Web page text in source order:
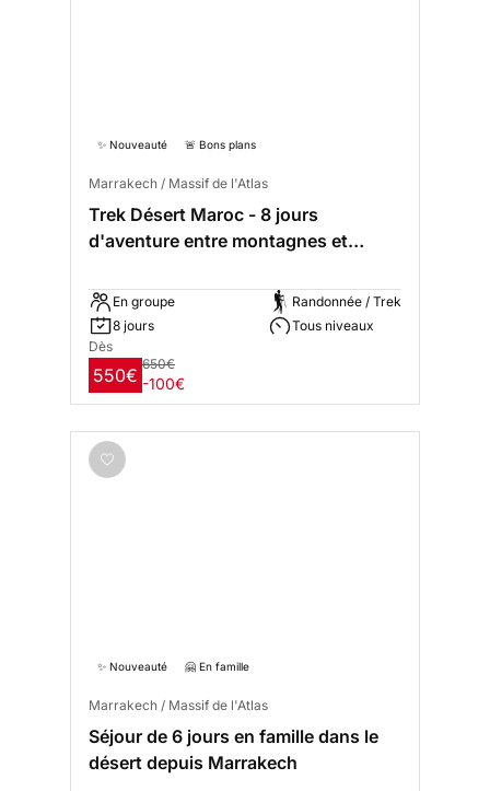
✨ Nouveauté 🚨 Bons plans
Marrakech / Massif de l'Atlas
Trek Désert Maroc - 8 jours
d'aventure entre montagnes et
En groupe
8 jours
Randonnée / Trek
Tous niveaux
Dès
550€
650€
-100€
✨ Nouveauté 🤗 En famille
Marrakech / Massif de l'Atlas
Séjour de 6 jours en famille dans le
désert depuis Marrakech